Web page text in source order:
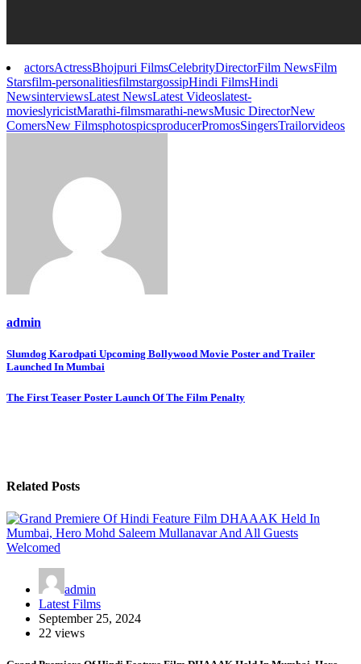
actorsActressBhojpuri FilmsCelebrityDirectorFilm NewsFilm
Starsfilm-personalitiesfilmstargossipHindi FilmsHindi
NewsinterviewsLatest NewsLatest Videoslatest-
movieslyricistMarathi-filmsmarathi-newsMusic DirectorNew
ComersNew FilmsphotospicsproducerPromosSingersTrailorvideos
admin
Post
navigation
Slumdog Karodpati Upcoming Bollywood Movie Poster and Trailer
Launched In Mumbai
The First Teaser Poster Launch Of The Film Penalty
Related Posts
admin
Latest Films
September 25, 2024
22 views